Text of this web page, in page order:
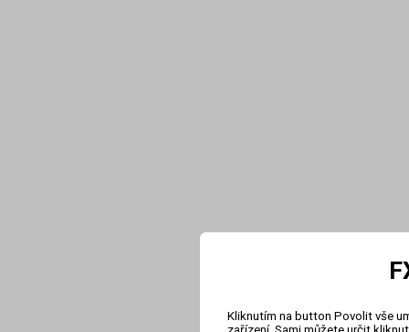
Kliknutím na button Povolit vše
zařízení. Sami můžete určit